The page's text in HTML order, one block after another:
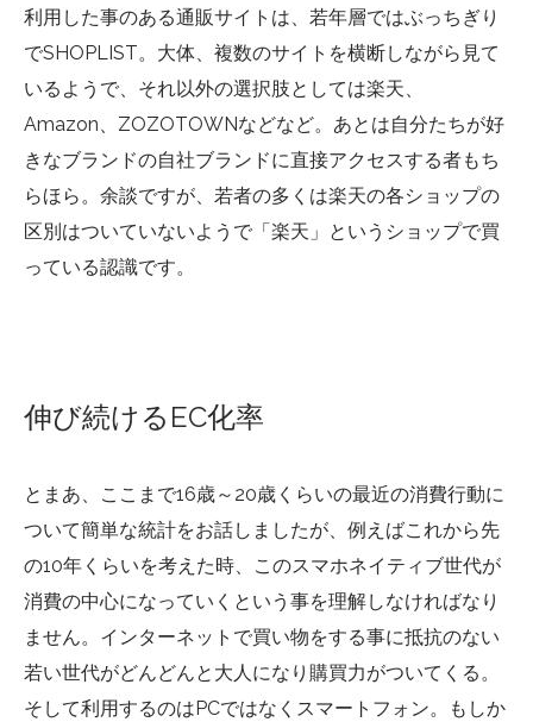
利用した事のある通販サイトは、若年層ではぶっちぎり
でSHOPLIST。大体、複数のサイトを横断しながら見て
いるようで、それ以外の選択肢としては楽天、
Amazon、ZOZOTOWNなどなど。あとは自分たちが好
きなブランドの自社ブランドに直接アクセスする者もち
らほら。余談ですが、若者の多くは楽天の各ショップの
区別はついていないようで「楽天」というショップで買
っている認識です。
伸び続けるEC化率
とまあ、ここまで16歳～20歳くらいの最近の消費行動に
ついて簡単な統計をお話しましたが、例えばこれから先
の10年くらいを考えた時、このスマホネイティブ世代が
消費の中心になっていくという事を理解しなければなり
ません。インターネットで買い物をする事に抵抗のない
若い世代がどんどんと大人になり購買力がついてくる。
そして利用するのはPCではなくスマートフォン。もしか